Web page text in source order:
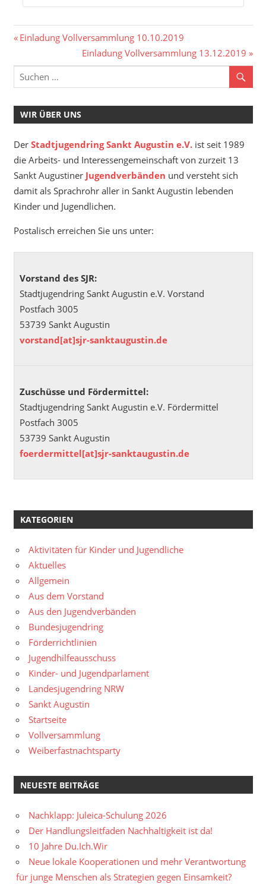
Beitragsnavigation
Vorheriger
Einladung Vollversammlung 10.10.2019
Nächster
Beitrag:
Einladung Vollversammlung 13.12.2019
WIR ÜBER UNS
Der Stadtjugendring Sankt Augustin e.V.ist seit 1989
die Arbeits- und Interessengemeinschaft von zurzeit 13
Sankt Augustiner Jugendverbänden und versteht sich
damit als Sprachrohr aller in Sankt Augustin lebenden
Kinder und Jugendlichen.
Postalisch erreichen Sie uns unter:
Vorstand des SJR:
Stadtjugendring Sankt Augustin e.V. Vorstand
Postfach 3005
53739 Sankt Augustin
vorstand[at]sjr-sanktaugustin.de
Zuschüsse und Fördermittel:
Stadtjugendring Sankt Augustin e.V. Fördermittel
Postfach 3005
53739 Sankt Augustin
foerdermittel[at]sjr-sanktaugustin.de
KATEGORIEN
Aktivitäten für Kinder und Jugendliche
Aktuelles
Allgemein
Aus dem Vorstand
Aus den Jugendverbänden
Bundesjugendring
Förderrichtlinien
Jugendhilfeausschuss
Kinder- und Jugendparlament
Landesjugendring NRW
Sankt Augustin
Startseite
Vollversammlung
Weiberfastnachtsparty
NEUESTE BEITRÄGE
Nachklapp: Juleica-Schulung 2026
Der Handlungsleitfaden Nachhaltigkeit ist da!
10 Jahre Du.Ich.Wir
Neue lokale Kooperationen und mehr Verantwortung
für junge Menschen als Strategien gegen Einsamkeit?